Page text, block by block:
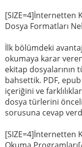
[SIZE=4]İnternetten
Dosya Formatları
İlk bölümdeki
okumaya karar
ekitap dosyalarının
bahsettik. PDF,
içeriğini ve
dosya türlerini
sorusuna cevap
[SIZE=4]İnternetten